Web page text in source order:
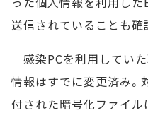
送信されていることも確
感染PCを利用してい
情報はすでに変更済み。
付された暗号化ファイ